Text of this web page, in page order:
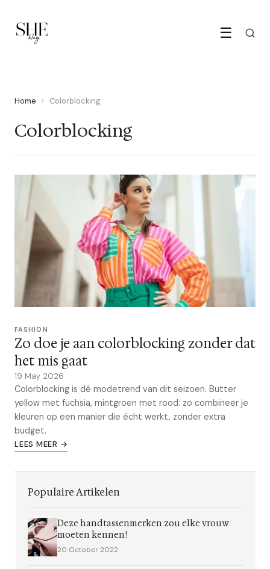
☰
Home › Colorblocking
Colorblocking
FASHION
Zo doe je aan colorblocking zonder dat
het mis gaat
19 May 2026
Colorblocking is dé modetrend van dit seizoen. Butter
yellow met fuchsia, mintgroen met rood: zo combineer je
kleuren op een manier die écht werkt, zonder extra
budget.
LEES MEER →
Populaire Artikelen
Deze handtassenmerken zou elke vrouw
moeten kennen!
20 October 2022